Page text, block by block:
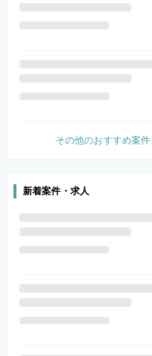
その他のおすすめ案
新着案件・求人